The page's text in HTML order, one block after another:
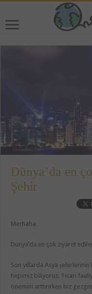
Dünya’da en
Şehir
Merhaba,
Dünya’da en çok ziyaret
Son yıllarda Asya
hepimiz biliyoruz. Ticari
önemini arttırırken biz